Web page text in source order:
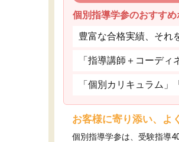
個別指導学参のおすすめ
豊富な合格実績、それ
「指導講師＋コーデ
「個別カリキュラム
お客様に寄り添い、よ
個別指導学参は、受験指導